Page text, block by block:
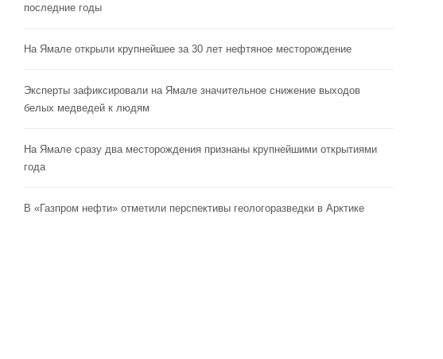
последние годы
На Ямале открыли крупнейшее за 30 лет нефтяное месторождение
Эксперты зафиксировали на Ямале значительное снижение выходов
белых медведей к людям
На Ямале сразу два месторождения признаны крупнейшими открытиями
года
В «Газпром нефти» отметили перспективы геологоразведки в Арктике